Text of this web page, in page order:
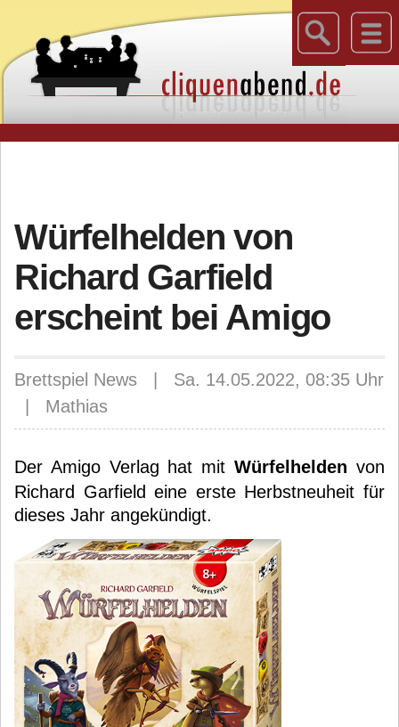
Würfelhelden von
Richard Garfield
erscheint bei Amigo
Brettspiel News | Sa. 14.05.2022, 08:35 Uhr
| Mathias
Der Amigo Verlag hat mitWürfelhelden von
Richard Garfield eine erste Herbstneuheit für
dieses Jahr angekündigt.